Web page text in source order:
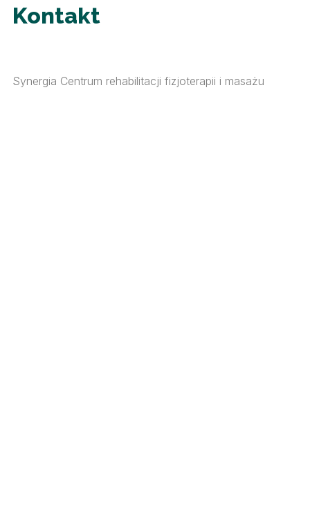
Kontakt
Synergia Centrum rehabilitacji fizjoterapii i masażu